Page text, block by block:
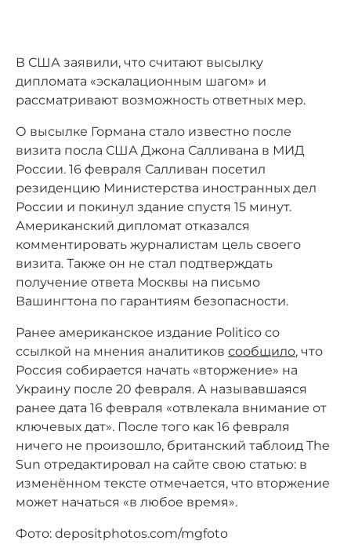
В США заявили, что считают высылку
дипломата «эскалационным шагом» и
рассматривают возможность ответных мер.
О высылке Гормана стало известно после
визита посла США Джона Салливана в МИД
России. 16 февраля Салливан посетил
резиденцию Министерства иностранных дел
России и покинул здание спустя 15 минут.
Американский дипломат отказался
комментировать журналистам цель своего
визита. Также он не стал подтверждать
получение ответа Москвы на письмо
Вашингтона по гарантиям безопасности.
Ранее американское издание Politico со
ссылкой на мнения аналитиков сообщило, что
Россия собирается начать «вторжение» на
Украину после 20 февраля. А называвшаяся
ранее дата 16 февраля «отвлекала внимание от
ключевых дат». После того как 16 февраля
ничего не произошло, британский таблоид The
Sun отредактировал на сайте свою статью: в
изменённом тексте отмечается, что вторжение
может начаться «в любое время».
Фото: depositphotos.com/mgfoto